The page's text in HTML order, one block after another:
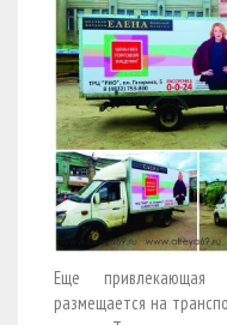
Еще привлекающая
размещается на